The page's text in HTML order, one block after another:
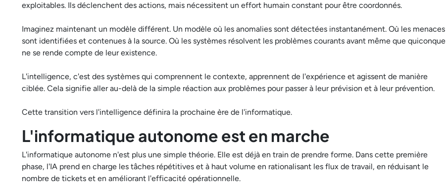
exploitables. Ils déclenchent des actions, mais nécessitent un effort humain constant pour être coordonnés.
Imaginez maintenant un modèle différent. Un modèle où les anomalies sont détectées instantanément. Où les menaces
sont identifiées et contenues à la source. Où les systèmes résolvent les problèmes courants avant même que quiconque
ne se rende compte de leur existence.
L'intelligence, c'est des systèmes qui comprennent le contexte, apprennent de l'expérience et agissent de manière
ciblée. Cela signifie aller au-delà de la simple réaction aux problèmes pour passer à leur prévision et à leur prévention.
Cette transition vers l'intelligence définira la prochaine ère de l'informatique.
L'informatique autonome est en marche
L'informatique autonome n'est plus une simple théorie. Elle est déjà en train de prendre forme. Dans cette première
phase, l'IA prend en charge les tâches répétitives et à haut volume en rationalisant les flux de travail, en réduisant le
nombre de tickets et en améliorant l'efficacité opérationnelle.